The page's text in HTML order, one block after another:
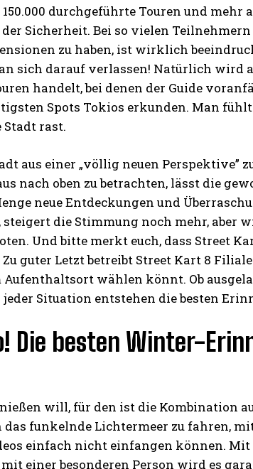
durchgeführte Touren und mehr
Sicherheit. Bei so vielen
zu haben, ist wirklich
sich darauf verlassen! Natürlich wird
handelt, bei denen der Guide
Spots Tokios erkunden. Man
rast.
aus einer „völlig neuen Perspektive”
nach oben zu betrachten, lässt die
neue Entdeckungen und
die Stimmung noch mehr, aber
Und bitte merkt euch, dass Street
guter Letzt betreibt Street Kart 8
wählen könnt. Ob
Situation entstehen die besten
Die besten Winter-
will, für den ist die Kombination
das funkelnde Lichtermeer zu fahren,
einfach nicht einfangen können.
einer besonderen Person wird es